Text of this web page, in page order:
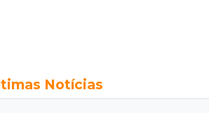
Notícias